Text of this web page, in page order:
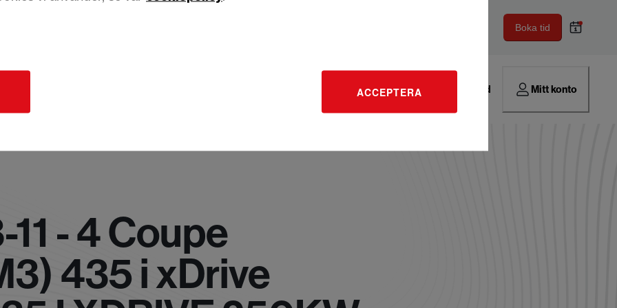
ACCEPTERA
Boka tid
Hitta verkstad Mitt konto
- 4 Coupe
435 i xDrive